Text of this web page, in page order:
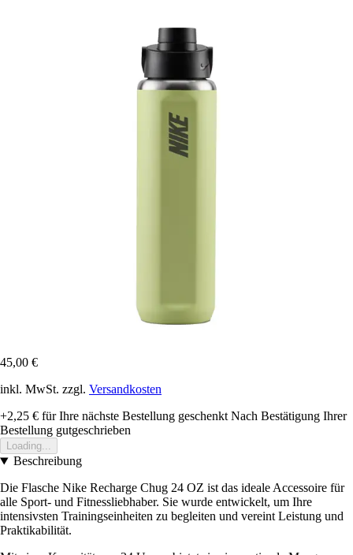
45,00 €
inkl. MwSt. zzgl. Versandkosten
+2,25 € für Ihre nächste Bestellung geschenkt Nach Bestätigung Ihrer
Bestellung gutgeschrieben
Loading...
Beschreibung
Die Flasche Nike Recharge Chug 24 OZ ist das ideale Accessoire für
alle Sport- und Fitnessliebhaber. Sie wurde entwickelt, um Ihre
intensivsten Trainingseinheiten zu begleiten und vereint Leistung und
Praktikabilität.